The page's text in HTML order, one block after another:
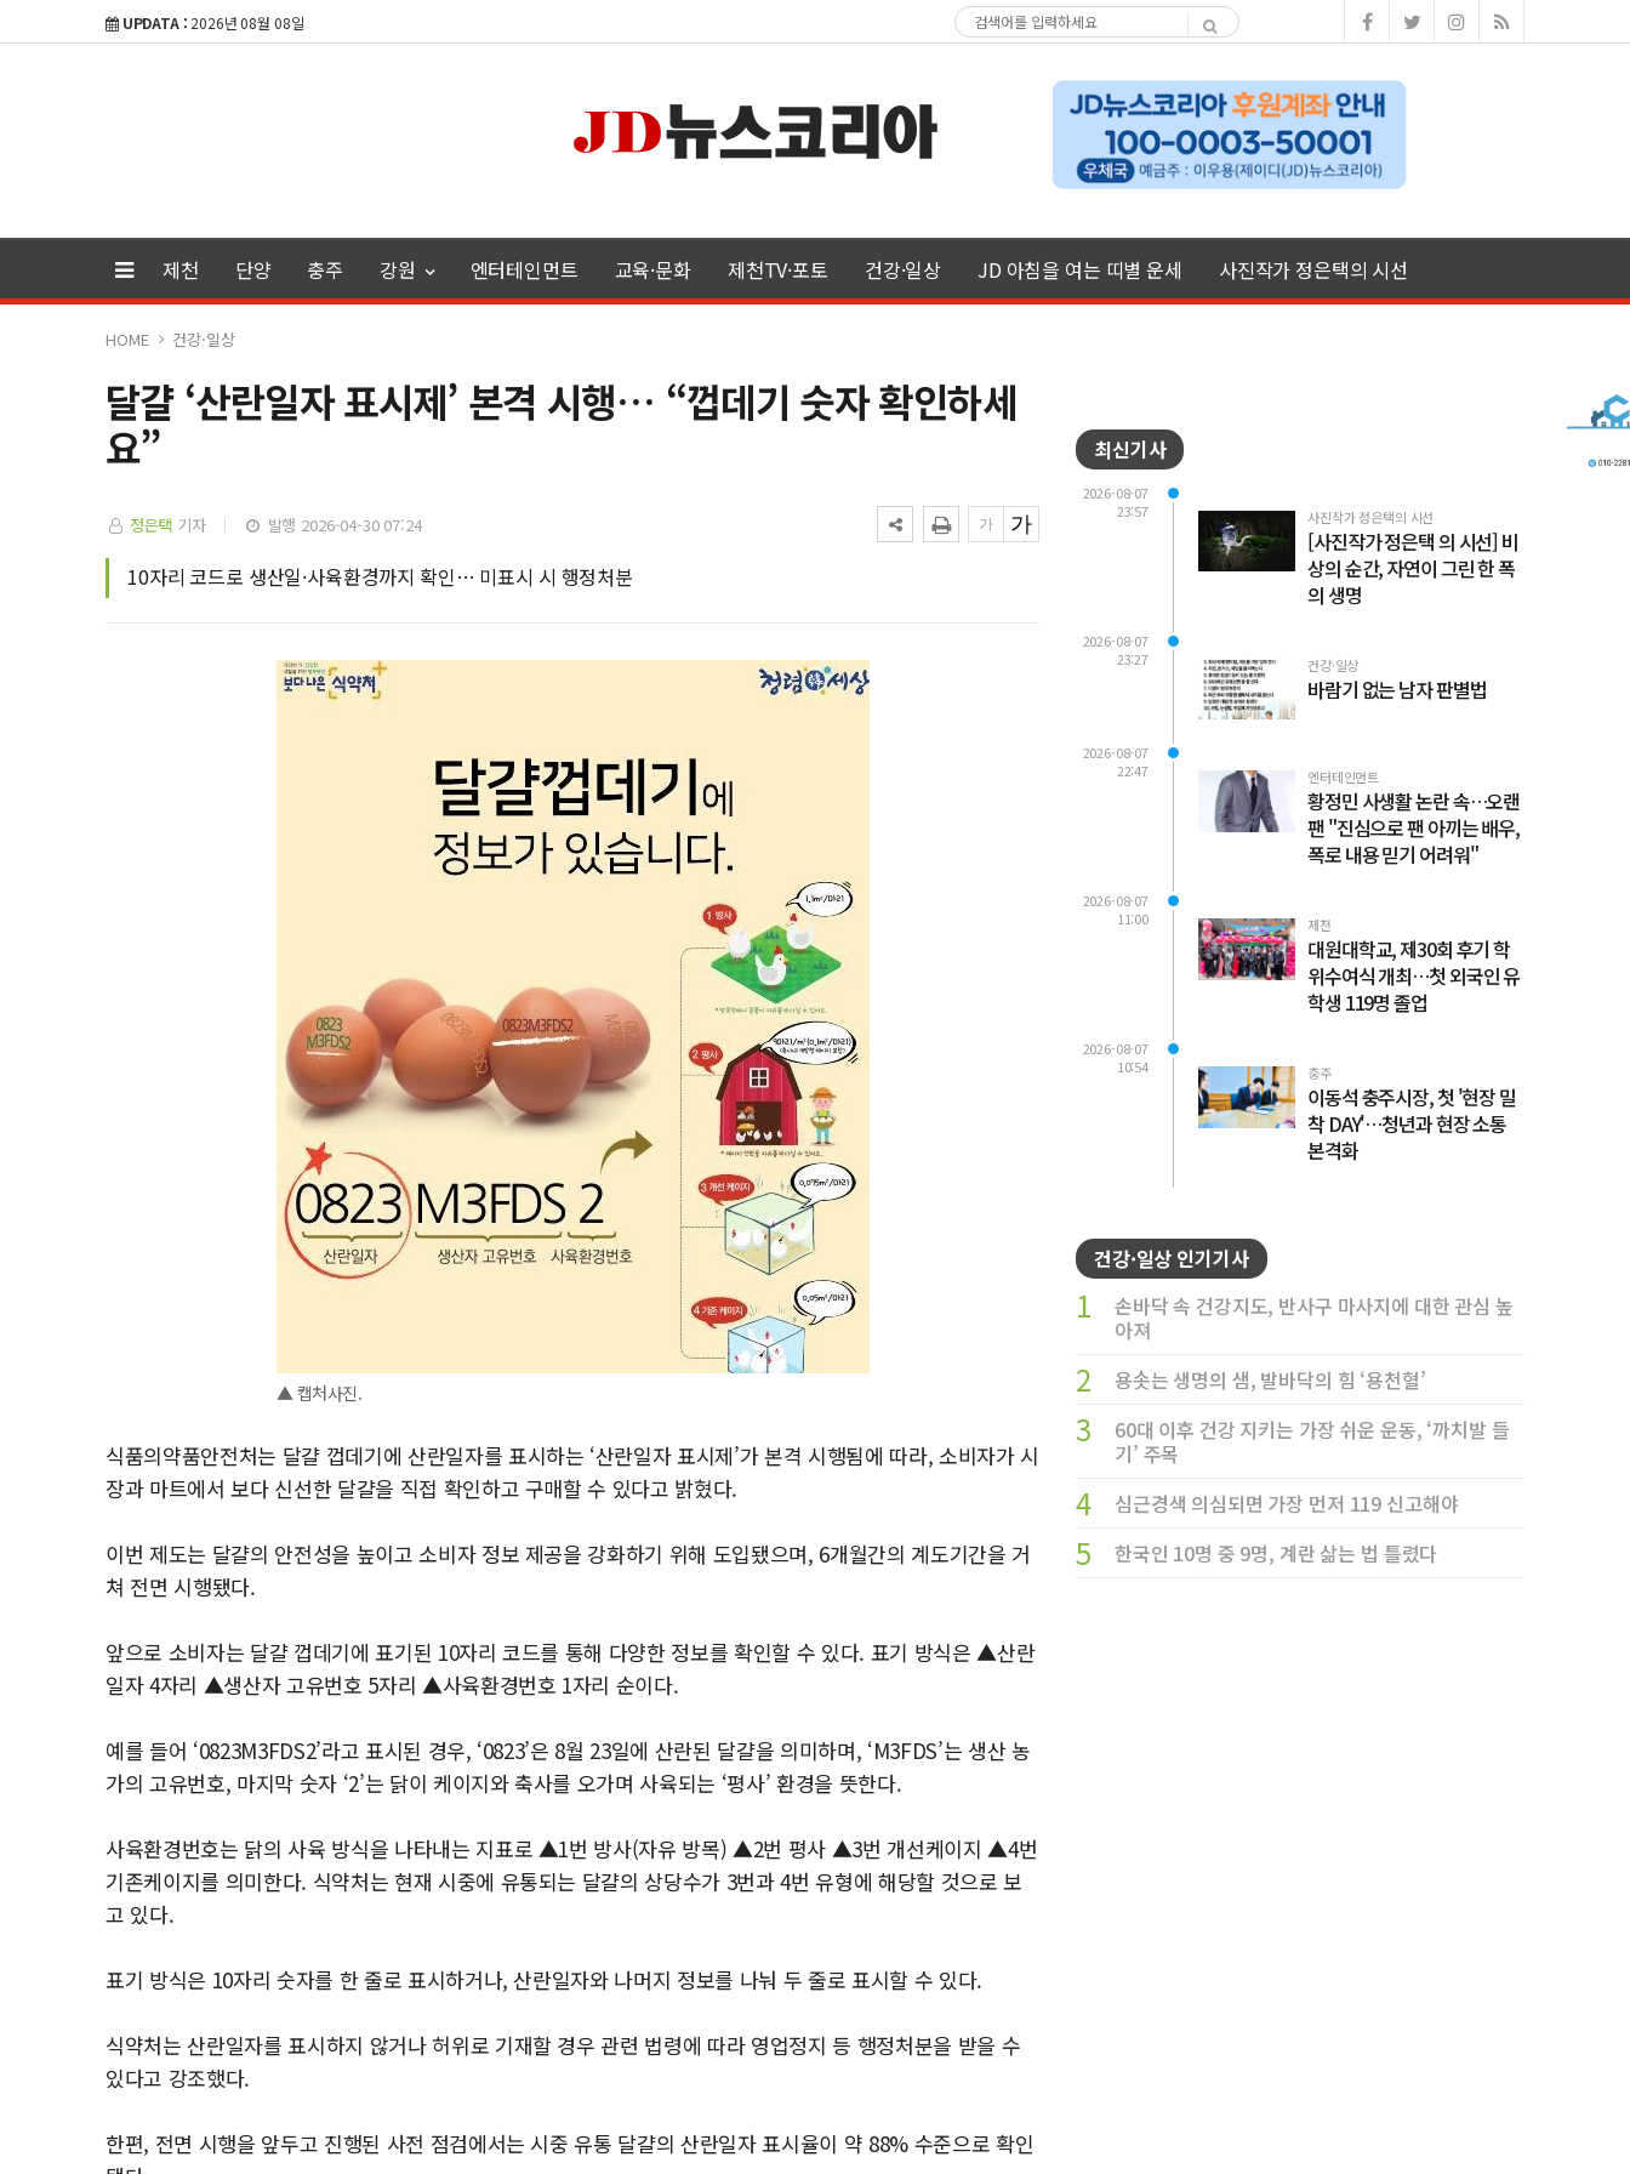
UPDATA : 2026년 08월 08일
제천 단양 충주 강원 엔터테인먼트 교육·문화 제천TV·포토 건강·일상 JD 아침을 여는 띠별 운세 사진작가 정은택의 시선
HOME 건강·일상
달걀 ‘산란일자 표시제’ 본격 시행… “껍데기 숫자 확인하세
요”
정은택 기자 발행 2026-04-30 07:24
10자리 코드로 생산일·사육환경까지 확인… 미표시 시 행정처분
▲ 캡처사진.
식품의약품안전처는 달걀 껍데기에 산란일자를 표시하는 ‘산란일자 표시제’가 본격 시행됨에 따라, 소비자가 시
장과 마트에서 보다 신선한 달걀을 직접 확인하고 구매할 수 있다고 밝혔다.
이번 제도는 달걀의 안전성을 높이고 소비자 정보 제공을 강화하기 위해 도입됐으며, 6개월간의 계도기간을 거
쳐 전면 시행됐다.
앞으로 소비자는 달걀 껍데기에 표기된 10자리 코드를 통해 다양한 정보를 확인할 수 있다. 표기 방식은 ▲산란
일자 4자리 ▲생산자 고유번호 5자리 ▲사육환경번호 1자리 순이다.
예를 들어 ‘0823M3FDS2’라고 표시된 경우, ‘0823’은 8월 23일에 산란된 달걀을 의미하며, ‘M3FDS’는 생산 농
가의 고유번호, 마지막 숫자 ‘2’는 닭이 케이지와 축사를 오가며 사육되는 ‘평사’ 환경을 뜻한다.
사육환경번호는 닭의 사육 방식을 나타내는 지표로 ▲1번 방사(자유 방목) ▲2번 평사 ▲3번 개선케이지 ▲4번
기존케이지를 의미한다. 식약처는 현재 시중에 유통되는 달걀의 상당수가 3번과 4번 유형에 해당할 것으로 보
고 있다.
표기 방식은 10자리 숫자를 한 줄로 표시하거나, 산란일자와 나머지 정보를 나눠 두 줄로 표시할 수 있다.
식약처는 산란일자를 표시하지 않거나 허위로 기재할 경우 관련 법령에 따라 영업정지 등 행정처분을 받을 수
있다고 강조했다.
한편, 전면 시행을 앞두고 진행된 사전 점검에서는 시중 유통 달걀의 산란일자 표시율이 약 88% 수준으로 확인
최신기사
2026-08-07
23:57
사진작가 정은택의 시선
[사진작가 정은택 의 시선] 비
상의 순간, 자연이 그린 한 폭
의 생명
2026-08-07
23:27
건강·일상
바람기 없는 남자 판별법
2026-08-07
22:47
엔터테인먼트
황정민 사생활 논란 속…오랜
팬 "진심으로 팬 아끼는 배우,
폭로 내용 믿기 어려워"
2026-08-07
11:00
제천
대원대학교, 제30회 후기 학
위수여식 개최…첫 외국인 유
학생 119명 졸업
2026-08-07
10:54
충주
이동석 충주시장, 첫 '현장 밀
착 DAY'…청년과 현장 소통
본격화
건강·일상 인기기사
1
손바닥 속 건강지도, 반사구 마사지에 대한 관심 높
아져
2 용솟는 생명의 샘, 발바닥의 힘 ‘용천혈’
3
60대 이후 건강 지키는 가장 쉬운 운동, ‘까치발 들
기’ 주목
4 심근경색 의심되면 가장 먼저 119 신고해야
5 한국인 10명 중 9명, 계란 삶는 법 틀렸다